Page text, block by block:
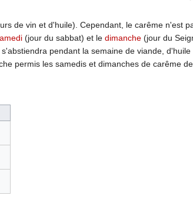
de vin et d'huile). Cependant, le carême n'est
(jour du sabbat) et le dimanche (jour du
pendant la semaine de viande,
permis les samedis et dimanches de carême